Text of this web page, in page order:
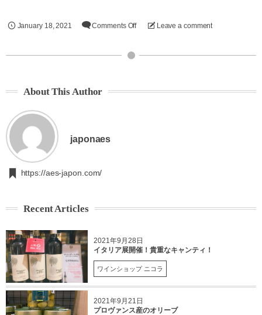
January 18,2021 Comments Off Leave a comment
About This Author
japonaes
https://aes-japon.com/
Recent Articles
2021年9月28日
イタリア展開催！貴重なキャンティ！
ワインショップ ニコラ
2021年9月21日
プロヴァンス産のオリーブ